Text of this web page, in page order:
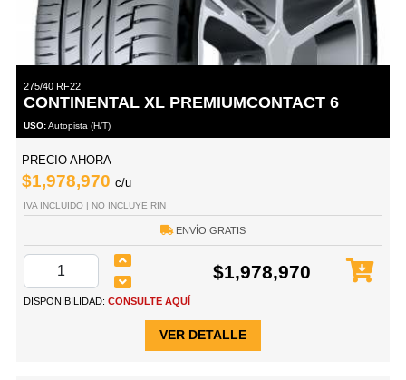
275/40 RF22
CONTINENTAL XL PREMIUMCONTACT 6
USO:Autopista (H/T)
PRECIO AHORA
$1,978,970 c/u
IVA INCLUIDO | NO INCLUYE RIN
ENVÍO GRATIS
$1,978,970
DISPONIBILIDAD: CONSULTE AQUÍ
VER DETALLE